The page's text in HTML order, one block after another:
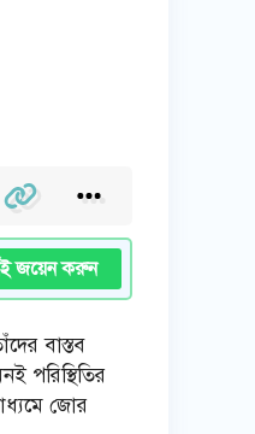
করুন
বাস্তব
পরিস্থিতির
জোর